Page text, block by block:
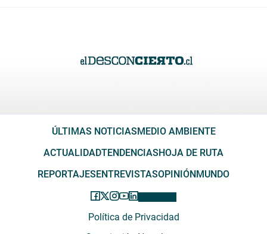
ÚLTIMAS NOTICIASMEDIO AMBIENTE
ACTUALIDADTENDENCIASHOJA DE RUTA
REPORTAJESENTREVISTASOPINIÓNMUNDO
Política de Privacidad